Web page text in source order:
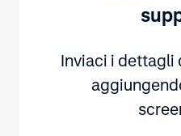
Inviaci i dettagli